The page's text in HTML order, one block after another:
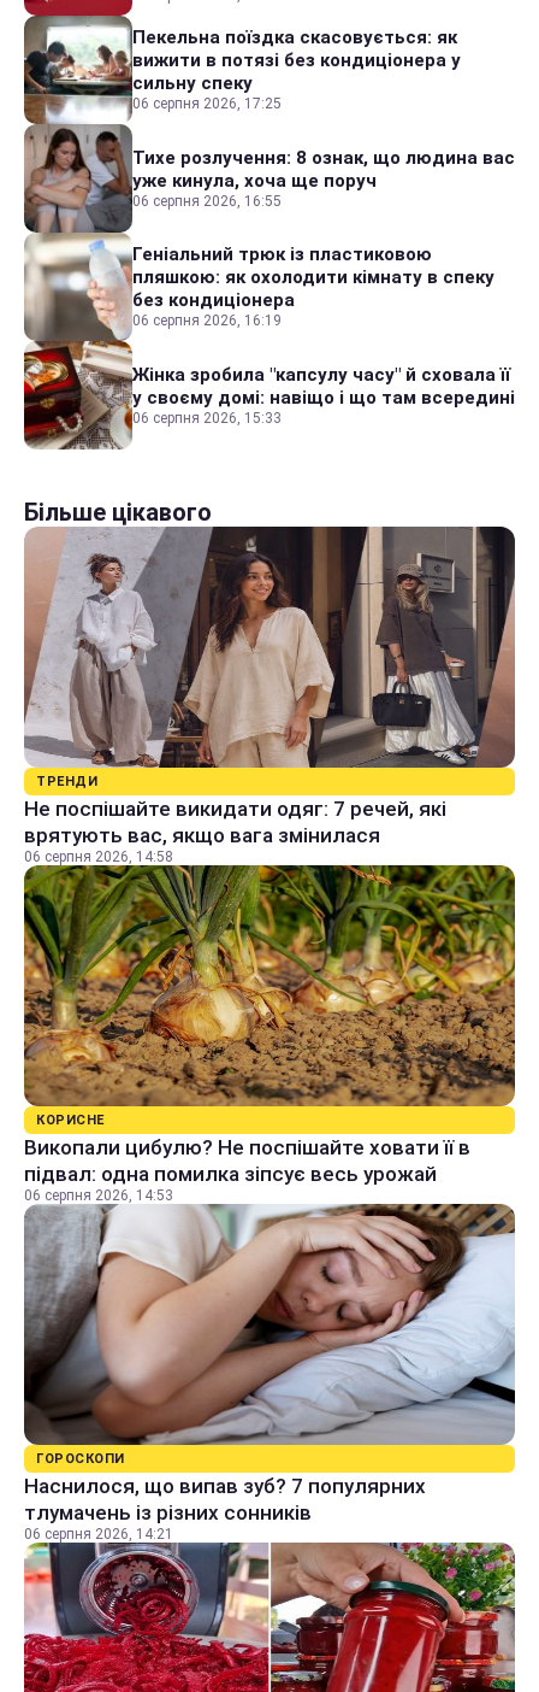
Пекельна поїздка скасовується: як
вижити в потязі без кондиціонера у
сильну спеку
06 серпня 2026, 17:25
Тихе розлучення: 8 ознак, що людина вас
уже кинула, хоча ще поруч
06 серпня 2026, 16:55
Геніальний трюк із пластиковою
пляшкою: як охолодити кімнату в спеку
без кондиціонера
06 серпня 2026, 16:19
Жінка зробила "капсулу часу" й сховала її
у своєму домі: навіщо і що там всередині
06 серпня 2026, 15:33
Більше цікавого
ТРЕНДИ
Не поспішайте викидати одяг: 7 речей, які
врятують вас, якщо вага змінилася
06 серпня 2026, 14:58
КОРИСНЕ
Викопали цибулю? Не поспішайте ховати її в
підвал: одна помилка зіпсує весь урожай
06 серпня 2026, 14:53
ГОРОСКОПИ
Наснилося, що випав зуб? 7 популярних
тлумачень із різних сонників
06 серпня 2026, 14:21